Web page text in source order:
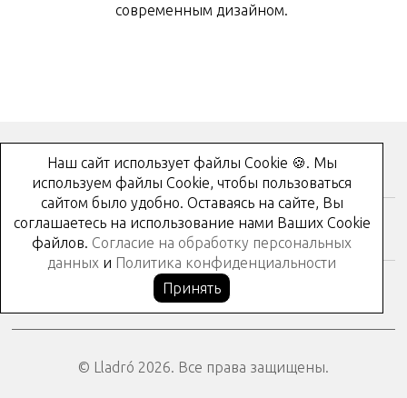
современным дизайном
Как купить?
Контакты
© Lladró 2026. Все права защищены.
Наш сайт использует файлы Cookie 🍪. Мы
используем файлы Cookie, чтобы пользоваться
сайтом было удобно. Оставаясь на сайте, Вы
соглашаетесь на использование нами Ваших Cookie
файлов. Согласие на обработку персональных
данных и Политика конфиденциальности
Принять